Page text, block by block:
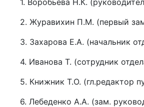
1. Воробьёва Н.К.
2. Журавихин П.М. (первый
3. Захарова Е.А. (начальник
4. Иванова Т. (сотрудник
5. Книжник Т.О. (гл.редактор
6. Лебеденко А.А. (зам.